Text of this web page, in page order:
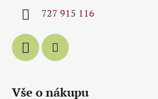
727 915 116
Vše o nákupu